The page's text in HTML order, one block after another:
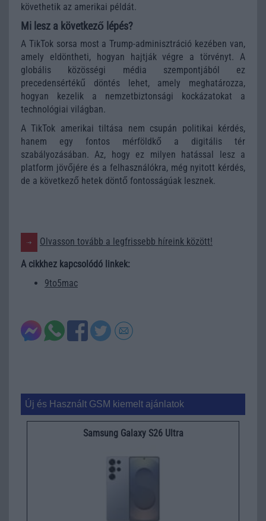
követhetik az amerikai példát.
Mi lesz a következő lépés?
A TikTok sorsa most a Trump-adminisztráció kezében van,
amely eldöntheti, hogyan hajtják végre a törvényt. A
globális közösségi média szempontjából ez
precedensértékű döntés lehet, amely meghatározza,
hogyan kezelik a nemzetbiztonsági kockázatokat a
technológiai világban.
A TikTok amerikai tiltása nem csupán politikai kérdés,
hanem egy fontos mérföldkő a digitális tér
szabályozásában. Az, hogy ez milyen hatással lesz a
platform jövőjére és a felhasználókra, még nyitott kérdés,
de a következő hetek döntő fontosságúak lesznek.
Olvasson tovább a legfrissebb híreink között!
A cikkhez kapcsolódó linkek:
9to5mac
Új és Használt GSM kiemelt ajánlatok
Samsung Galaxy S26 Ultra